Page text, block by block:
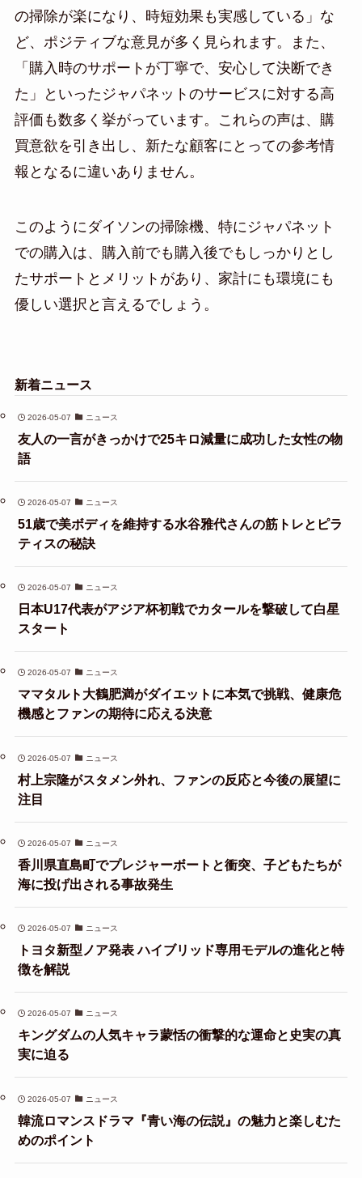
の掃除が楽になり、時短効果も実感している」な
ど、ポジティブな意見が多く見られます。また、
「購入時のサポートが丁寧で、安心して決断でき
た」といったジャパネットのサービスに対する高
評価も数多く挙がっています。これらの声は、購
買意欲を引き出し、新たな顧客にとっての参考情
報となるに違いありません。
このようにダイソンの掃除機、特にジャパネット
での購入は、購入前でも購入後でもしっかりとし
たサポートとメリットがあり、家計にも環境にも
優しい選択と言えるでしょう。
新着ニュース
2026-05-07 ニュース
友人の一言がきっかけで25キロ減量に成功した女性の物
語
2026-05-07 ニュース
51歳で美ボディを維持する水谷雅代さんの筋トレとピラ
ティスの秘訣
2026-05-07 ニュース
日本U17代表がアジア杯初戦でカタールを撃破して白星
スタート
2026-05-07 ニュース
ママタルト大鶴肥満がダイエットに本気で挑戦、健康危
機感とファンの期待に応える決意
2026-05-07 ニュース
村上宗隆がスタメン外れ、ファンの反応と今後の展望に
注目
2026-05-07 ニュース
香川県直島町でプレジャーボートと衝突、子どもたちが
海に投げ出される事故発生
2026-05-07 ニュース
トヨタ新型ノア発表 ハイブリッド専用モデルの進化と特
徴を解説
2026-05-07 ニュース
キングダムの人気キャラ蒙恬の衝撃的な運命と史実の真
実に迫る
2026-05-07 ニュース
韓流ロマンスドラマ『青い海の伝説』の魅力と楽しむた
めのポイント